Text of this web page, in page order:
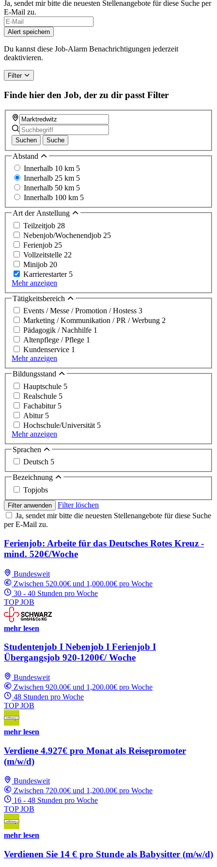
Ja, sendet mir bitte die neuesten Stellenangebote für diese Suche per
E-Mail zu.
Alert speichern
Du kannst diese Job-Alarm Benachrichtigungen jederzeit
deaktivieren.
Filter
Finde hier den Job, der zu dir passt Filter
Suchen Suche
Abstand
Innerhalb 10 km 5
Innerhalb 25 km 5
Innerhalb 50 km 5
Innerhalb 100 km 5
Art der Anstellung
Teilzeitjob 28
Nebenjob/Wochenendjob 25
Ferienjob 25
Vollzeitstelle 22
Minijob 20
Karrierestarter 5
Mehr anzeigen
Tätigkeitsbereich
Events / Messe / Promotion / Hostess 3
Marketing / Kommunikation / PR / Werbung 2
Pädagogik / Nachhilfe 1
Altenpflege / Pflege 1
Kundenservice 1
Mehr anzeigen
Bildungsstand
Hauptschule 5
Realschule 5
Fachabitur 5
Abitur 5
Hochschule/Universität 5
Mehr anzeigen
Sprachen
Deutsch 5
Bezeichnung
Topjobs
Filter anwenden
Filter löschen
Ja, sendet mir bitte die neuesten Stellenangebote für diese Suche
per E-Mail zu.
Ferienjob: Arbeite für das Deutsches Rotes Kreuz -
mind. 520€/Woche
Bundesweit
Zwischen 520.00€ und 1,000.00€ pro Woche
30 - 40 Stunden pro Woche
TOP JOB
mehr lesen
Studentenjob I Nebenjob I Ferienjob I
Übergangsjob 920-1200€/ Woche
Bundesweit
Zwischen 920.00€ und 1,200.00€ pro Woche
48 Stunden pro Woche
TOP JOB
mehr lesen
Verdiene 4.927€ pro Monat als Reisepromoter
(m/w/d)
Bundesweit
Zwischen 720.00€ und 1,200.00€ pro Woche
16 - 48 Stunden pro Woche
TOP JOB
mehr lesen
Verdienen Sie 14 € pro Stunde als Babysitter (m/w/d)